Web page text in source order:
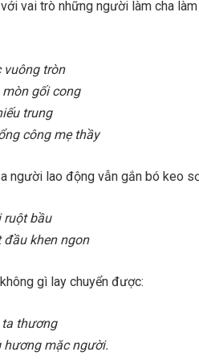
vai trò những người làm cha làm
vuông tròn
gối cong
trung
công mẹ thầy
người lao động vẫn gắn bó keo
ruột bầu
đầu khen ngon
gì lay chuyển được:
ta thương
hương mặc người.